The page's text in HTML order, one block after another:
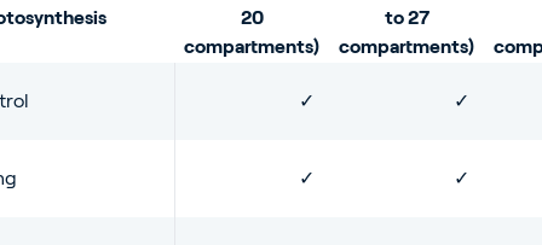
program ✓ ✓
20
compartments)
to 27
compartments)
✓ ✓
✓ ✓